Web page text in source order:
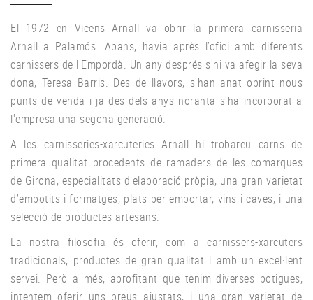
El 1972 en Vicens Arnall va obrir la primera carnisseria
Arnall a Palamós. Abans, havia après l’ofici amb diferents
carnissers de l’Empordà. Un any després s'hi va afegir la seva
dona, Teresa Barris. Des de llavors, s'han anat obrint nous
punts de venda i ja des dels anys noranta s'ha incorporat a
l'empresa una segona generació.
A les carnisseries-xarcuteries Arnall hi trobareu carns de
primera qualitat procedents de ramaders de les comarques
de Girona, especialitats d’elaboració pròpia, una gran varietat
d’embotits i formatges, plats per emportar, vins i caves, i una
selecció de productes artesans.
La nostra filosofia és oferir, com a carnissers-xarcuters
tradicionals, productes de gran qualitat i amb un excel·lent
servei. Però a més, aprofitant que tenim diverses botigues,
intentem oferir uns preus ajustats, i una gran varietat de